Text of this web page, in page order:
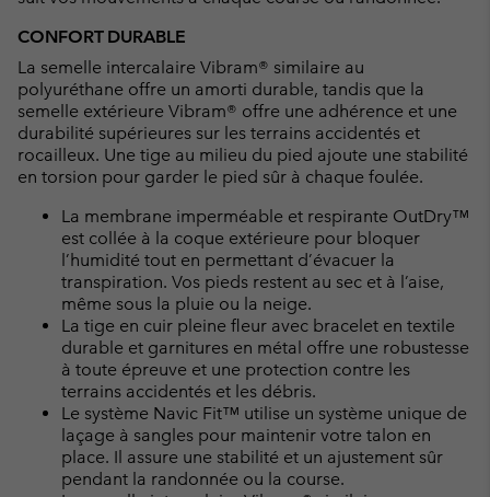
CONFORT DURABLE
La semelle intercalaire Vibram® similaire au
polyuréthane offre un amorti durable, tandis que la
semelle extérieure Vibram® offre une adhérence et une
durabilité supérieures sur les terrains accidentés et
rocailleux. Une tige au milieu du pied ajoute une stabilité
en torsion pour garder le pied sûr à chaque foulée.
La membrane imperméable et respirante OutDry™
est collée à la coque extérieure pour bloquer
l’humidité tout en permettant d’évacuer la
transpiration. Vos pieds restent au sec et à l’aise,
même sous la pluie ou la neige.
La tige en cuir pleine fleur avec bracelet en textile
durable et garnitures en métal offre une robustesse
à toute épreuve et une protection contre les
terrains accidentés et les débris.
Le système Navic Fit™ utilise un système unique de
laçage à sangles pour maintenir votre talon en
place. Il assure une stabilité et un ajustement sûr
pendant la randonnée ou la course.